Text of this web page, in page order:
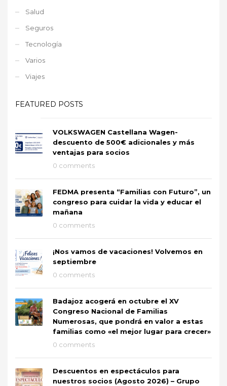
Salud
Seguros
Tecnología
Varios
Viajes
FEATURED POSTS
VOLKSWAGEN Castellana Wagen-
descuento de 500€ adicionales y más
ventajas para socios
0 comments
FEDMA presenta “Familias con Futuro”, un
congreso para cuidar la vida y educar el
mañana
0 comments
¡Nos vamos de vacaciones! Volvemos en
septiembre
0 comments
Badajoz acogerá en octubre el XV
Congreso Nacional de Familias
Numerosas, que pondrá en valor a estas
familias como «el mejor lugar para crecer»
0 comments
Descuentos en espectáculos para
nuestros socios (Agosto 2026) – Grupo